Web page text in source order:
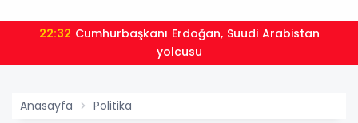
22:32
yolcusu
Anasayfa Politika